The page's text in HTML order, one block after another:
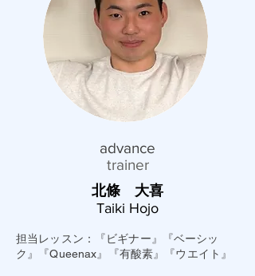
​advance
trainer
北條 大喜
Taiki Hojo
担当レッスン：『ビギナー』『ベーシッ
ク』『Queenax』『有酸素』『ウエイト』